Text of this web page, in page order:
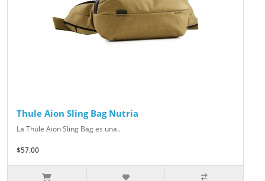
Thule Aion Sling Bag Nutria
La Thule Aion Sling Bag es una..
$57.00